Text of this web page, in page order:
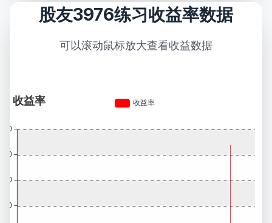
股友3976练习收益率数据
可以滚动鼠标放大查看收益数据